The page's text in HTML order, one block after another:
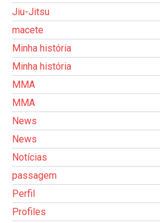
Jiu-Jitsu
macete
Minha história
Minha história
MMA
MMA
News
News
Notícias
passagem
Perfil
Profiles